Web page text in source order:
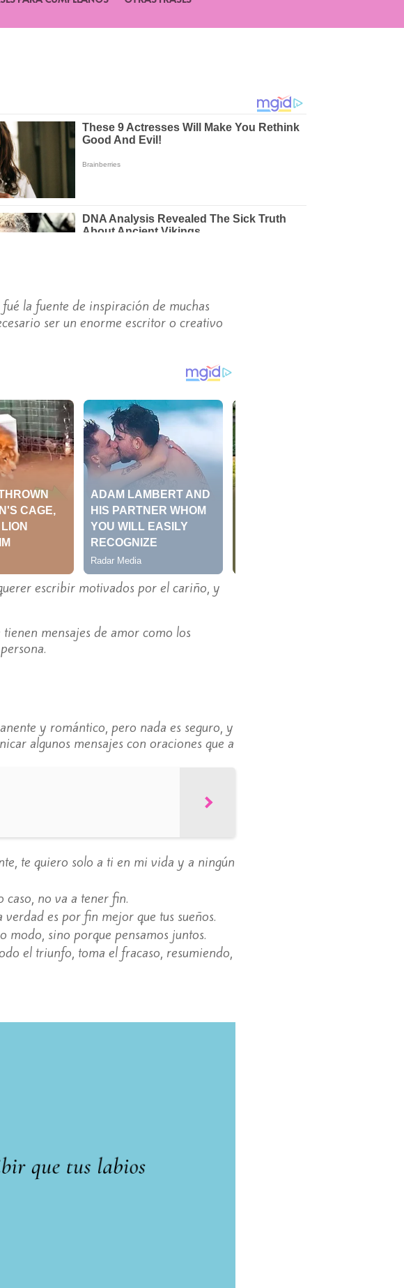
la fuente de inspiración de muchas
ser un enorme escritor o creativo
escribir motivados por el cariño, y
mensajes de amor como los
y romántico, pero nada es seguro, y
algunos mensajes con oraciones que a
te quiero solo a ti en mi vida y a ningún
caso, no va a tener fin.
verdad es por fin mejor que tus sueños.
modo, sino porque pensamos juntos.
el triunfo, toma el fracaso, resumiendo,